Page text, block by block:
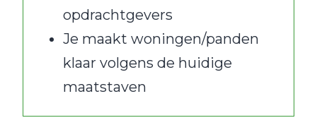
opdrachtgevers
Je maakt woningen/panden
klaar volgens de huidige
maatstaven